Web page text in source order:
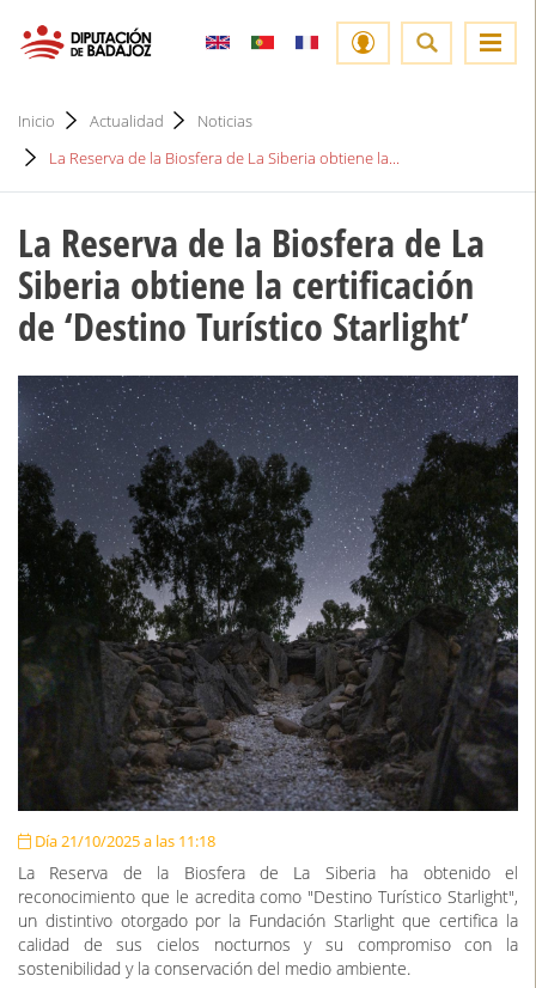
Inicio Actualidad
Noticias
La Reserva de la Biosfera de La Siberia obtiene la...
La Reserva de la Biosfera de La
Siberia obtiene la certificación
de ‘Destino Turístico Starlight’